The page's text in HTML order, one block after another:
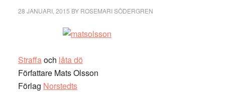
28 JANUARI, 2015 BY ROSEMARI SÖDERGREN
Straffaoch låta dö
Författare Mats Olsson
Förlag Norstedts